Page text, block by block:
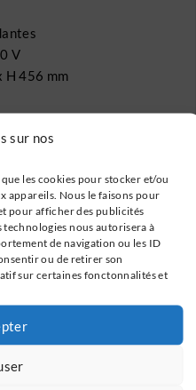
sur nos
les cookies pour stocker et/ou
appareils. Nous le faisons pour
pour afficher des publicités
nous autorisera à
de navigation ou les ID
ou de retirer son
sur certaines fonctonnalités et
V
H 456 mm
à partir de 199€